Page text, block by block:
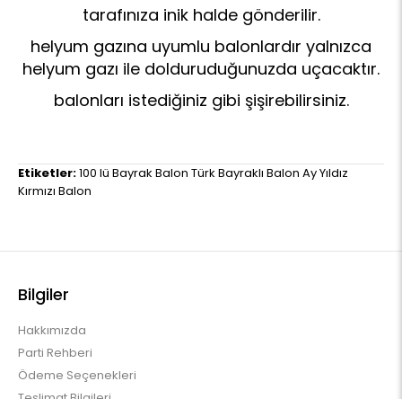
tarafınıza inik halde gönderilir.
helyum gazına uyumlu balonlardır yalnızca
helyum gazı ile dolduruduğunuzda uçacaktır.
balonları istediğiniz gibi şişirebilirsiniz.
Etiketler:100 lü Bayrak Balon Türk Bayraklı Balon Ay Yıldız
Kırmızı Balon
Bilgiler
Hakkımızda
Parti Rehberi
Ödeme Seçenekleri